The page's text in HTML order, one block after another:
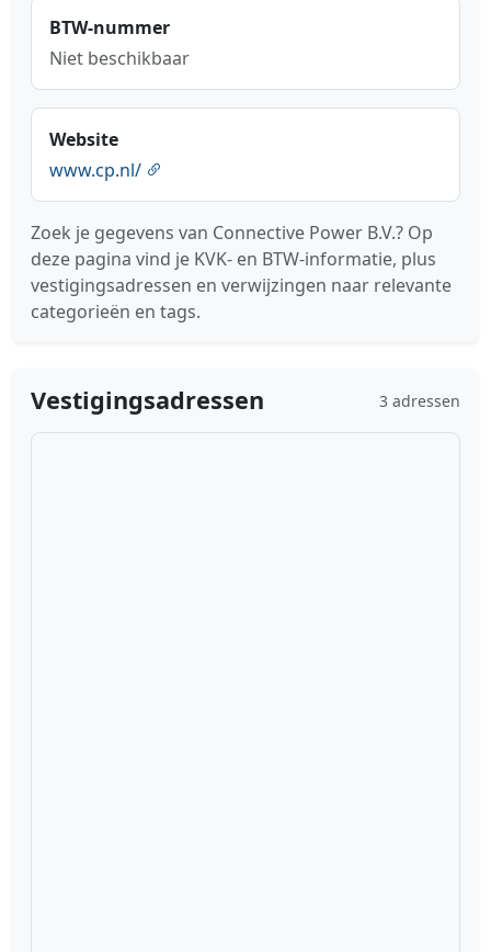
BTW-nummer
Niet beschikbaar
Website
www.cp.nl/
Zoek je gegevens van Connective Power B.V.? Op
deze pagina vind je KVK- en BTW-informatie, plus
vestigingsadressen en verwijzingen naar relevante
categorieën en tags.
Vestigingsadressen 3 adressen